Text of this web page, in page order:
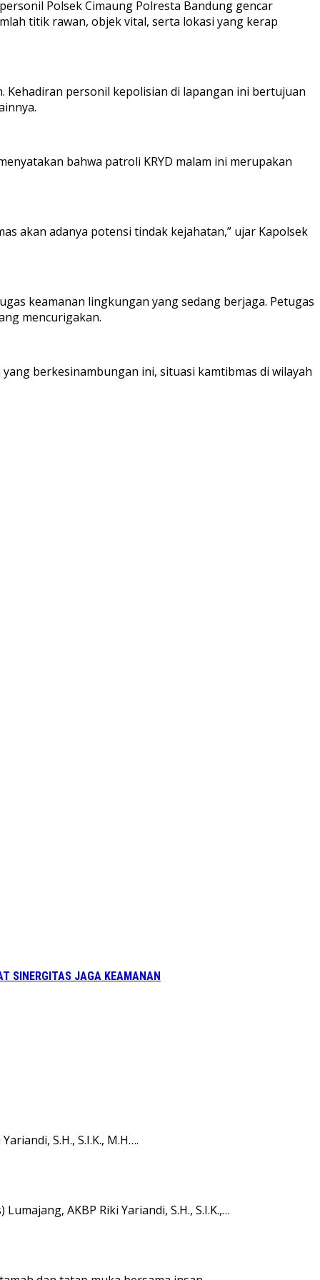
Polsek Cimaung Polresta Bandung gencar
titik rawan, objek vital, serta lokasi yang kerap
personil kepolisian di lapangan ini bertujuan
bahwa patroli KRYD malam ini merupakan
akan adanya potensi tindak kejahatan,” ujar Kapolsek
keamanan lingkungan yang sedang berjaga. Petugas
mencurigakan.
berkesinambungan ini, situasi kamtibmas di wilayah
SINERGITAS JAGA KEAMANAN
S.H., S.I.K., M.H….
AKBP Riki Yariandi, S.H., S.I.K.,…